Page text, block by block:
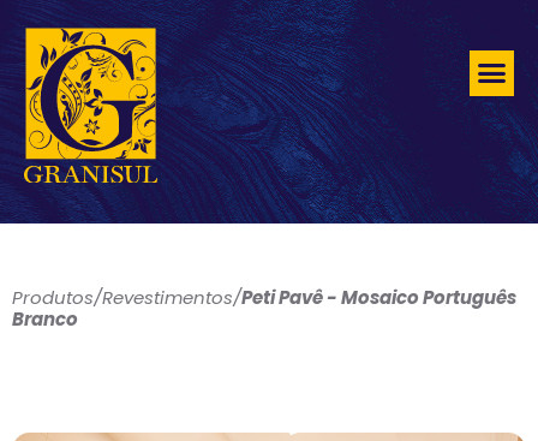
Produtos/Revestimentos/Peti Pavê - Mosaico Português
Branco